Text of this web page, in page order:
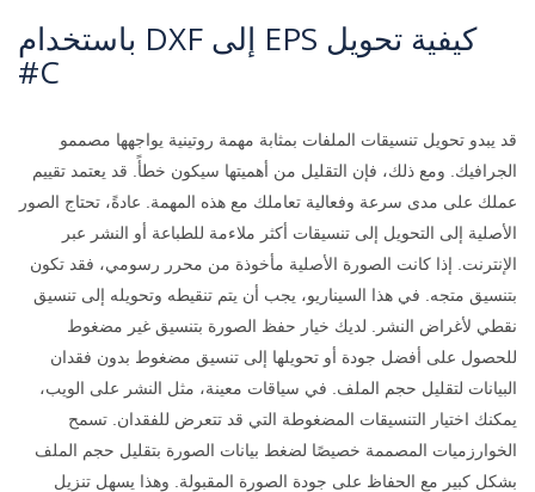
كيفية تحويل EPS إلى DXF باستخدام
C#
قد يبدو تحويل تنسيقات الملفات بمثابة مهمة روتينية يواجهها مصممو
الجرافيك. ومع ذلك، فإن التقليل من أهميتها سيكون خطأً. قد يعتمد تقييم
عملك على مدى سرعة وفعالية تعاملك مع هذه المهمة. عادةً، تحتاج الصور
الأصلية إلى التحويل إلى تنسيقات أكثر ملاءمة للطباعة أو النشر عبر
الإنترنت. إذا كانت الصورة الأصلية مأخوذة من محرر رسومي، فقد تكون
بتنسيق متجه. في هذا السيناريو، يجب أن يتم تنقيطه وتحويله إلى تنسيق
نقطي لأغراض النشر. لديك خيار حفظ الصورة بتنسيق غير مضغوط
للحصول على أفضل جودة أو تحويلها إلى تنسيق مضغوط بدون فقدان
البيانات لتقليل حجم الملف. في سياقات معينة، مثل النشر على الويب،
يمكنك اختيار التنسيقات المضغوطة التي قد تتعرض للفقدان. تسمح
الخوارزميات المصممة خصيصًا لضغط بيانات الصورة بتقليل حجم الملف
بشكل كبير مع الحفاظ على جودة الصورة المقبولة. وهذا يسهل تنزيل